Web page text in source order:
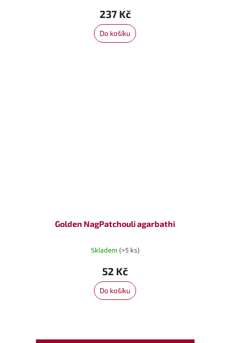
237 Kč
Do košíku
Golden NagPatchouli agarbathi
Skladem (>5 ks)
52 Kč
Do košíku